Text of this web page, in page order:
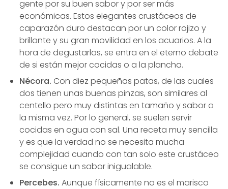
gente por su buen sabor y por ser más
económicas. Estos elegantes crustáceos de
caparazón duro destacan por un color rojizo y
brillante y su gran movilidad en los acuarios. A la
hora de degustarlas, se entra en el eterno debate
de si están mejor cocidas o a la plancha.
Nécora. Con diez pequeñas patas, de las cuales
dos tienen unas buenas pinzas, son similares al
centello pero muy distintas en tamaño y sabor a
la misma vez. Por lo general, se suelen servir
cocidas en agua con sal. Una receta muy sencilla
y es que la verdad no se necesita mucha
complejidad cuando con tan solo este crustáceo
se consigue un sabor inigualable.
Percebes. Aunque físicamente no es el marisco